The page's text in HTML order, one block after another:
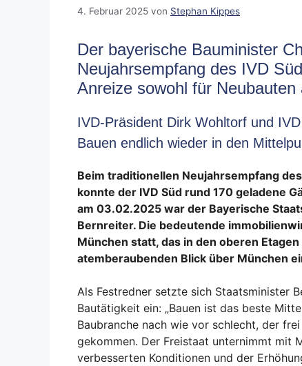
4. Februar 2025 von Stephan Kippes
Der bayerische Bauminister
Neujahrsempfang des IVD
Anreize sowohl für Neubauten
IVD-Präsident Dirk Wohltorf und
Bauen endlich wieder in den
Beim traditionellen Neujahrsempfang
konnte der IVD Süd rund 170 geladene
am 03.02.2025 war der Bayerische
Bernreiter. Die bedeutende
München statt, das in den oberen
atemberaubenden Blick über München
Als Festredner setzte sich Staatsminister
Bautätigkeit ein: „Bauen ist das beste
Baubranche nach wie vor schlecht, der
gekommen. Der Freistaat unternimmt mit
verbesserten Konditionen und der